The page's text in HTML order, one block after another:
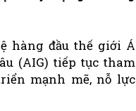
hàng đầu thế giới Á
(AIG) tiếp tục tham
mạnh mẽ, nỗ lực